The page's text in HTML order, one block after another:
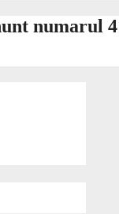
numarul